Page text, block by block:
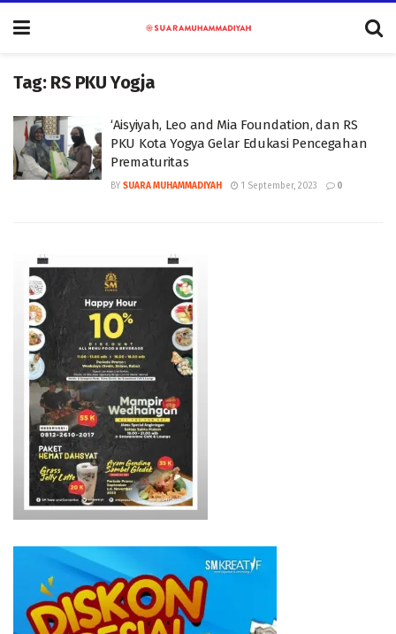
Tag: RS PKU Yogja
‘Aisyiyah, Leo and Mia Foundation, dan RS
PKU Kota Yogya Gelar Edukasi Pencegahan
Prematuritas
BY SUARA MUHAMMADIYAH 1 September, 2023 0